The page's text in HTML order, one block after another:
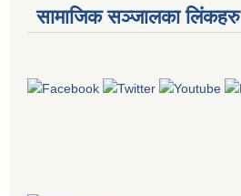
सामाजिक सञ्जालका लिंकहरु